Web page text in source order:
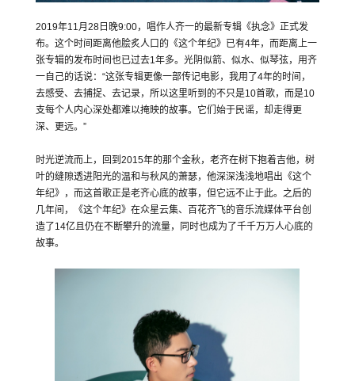
2019年11月28日晚9:00，唱作人齐一的最新专辑《执念》正式发
布。这个时间距离他脍炙人口的《这个年纪》已有4年，而距离上一
张专辑的发布时间也已过去1年多。光阴似箭、似水、似琴弦，用齐
一自己的话说：“这张专辑更像一部传记电影，我用了4年的时间，
去感受、去捕捉、去记录，所以这里听到的不只是10首歌，而是10
支每个人内心深处都难以掩映的故事。它们始于民谣，却走得更
深、更远。”
时光逆流而上，回到2015年的那个金秋，老齐在树下抱着吉他，树
叶的缝隙透进阳光的温和与秋风的萧瑟，他深深浅浅地唱出《这个
年纪》，而这首歌正是老齐心底的故事，但它远不止于此。之后的
几年间，《这个年纪》在众星云集、百花齐飞的音乐流媒体平台创
造了14亿且仍在不断攀升的流量，同时也成为了千千万万人心底的
故事。